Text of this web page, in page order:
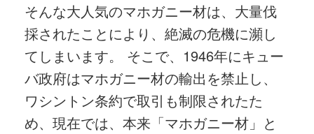
そんな大人気のマホガニー材は、大量伐
採されたことにより、絶滅の危機に瀕し
てしまいます。 そこで、1946年にキュー
バ政府はマホガニー材の輸出を禁止し、
ワシントン条約で取引も制限されたた
め、現在では、本来「マホガニー材」と